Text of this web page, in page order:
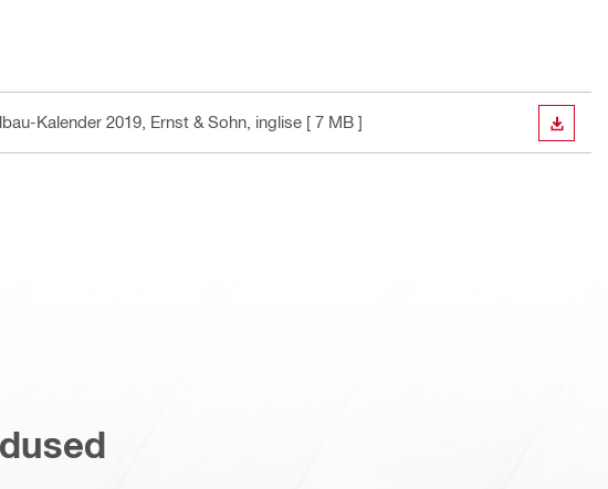
Kalender 2019, Ernst & Sohn , inglise [ 7 MB ]